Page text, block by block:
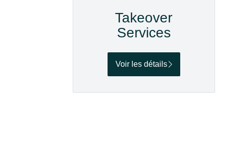
Takeover
Services
Voir les détails